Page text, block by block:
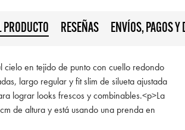
RESEÑAS ENVÍOS, PAGOS Y
cielo en tejido de punto con cuello redondo
largo regular y fit slim de silueta ajustada
lograr looks frescos y combinables.<p>La
de altura y está usando una prenda en